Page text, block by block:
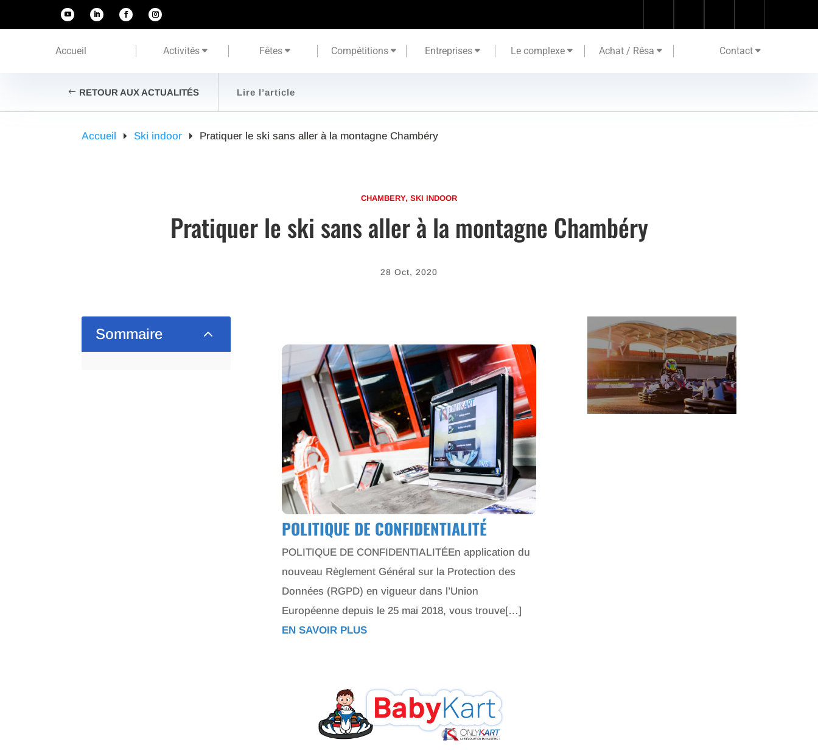
Accueil Activités Fêtes Compétitions Entreprises Le complexe Achat / Résa Contact
RETOUR AUX ACTUALITÉS Lire l’article
Accueil Ski indoor Pratiquer le ski sans aller à la montagne Chambéry
CHAMBERY, SKI INDOOR
Pratiquer le ski sans aller à la montagne Chambéry
28 Oct, 2020
Sommaire 2
POLITIQUE DE CONFIDENTIALITÉ
POLITIQUE DE CONFIDENTIALITÉEn application du
nouveau Règlement Général sur la Protection des
Données (RGPD) en vigueur dans l’Union
Européenne depuis le 25 mai 2018, vous trouve[…]
EN SAVOIR PLUS